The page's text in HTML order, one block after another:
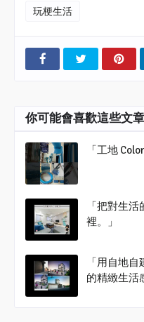
玩梗生活
你可能會喜歡這些文章
「工地
「把對生
裡。」
「用自地
的精緻生活